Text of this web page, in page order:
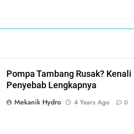
Pompa Tambang Rusak? Kenali
Penyebab Lengkapnya
Mekanik Hydro
4 Years Ago 0